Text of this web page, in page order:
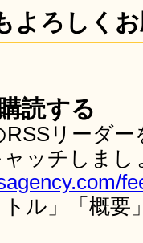
よろしく
読する
RSSリーダ
ッチしま
ル」「概要